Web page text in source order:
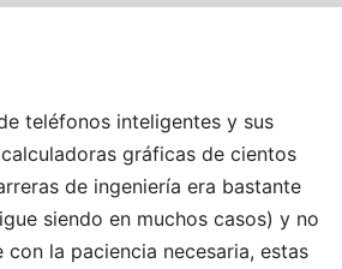
teléfonos inteligentes y sus
gráficas de cientos
de ingeniería era bastante
siendo en muchos casos) y no
con la paciencia necesaria, estas